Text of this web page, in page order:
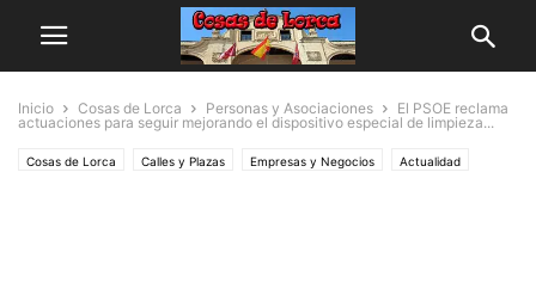
Inicio Cosas de Lorca Personas y Asociaciones
El PSOE reclama
actuaciones para seguir mejorando el dispositivo especial de limpieza...
Cosas de Lorca Calles y Plazas Empresas y Negocios Actualidad